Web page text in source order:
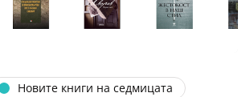
Новите книги на седмицата